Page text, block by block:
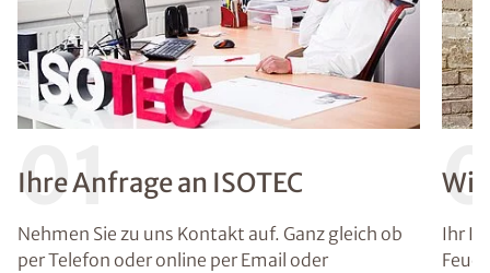
01
Ihre Anfrage an ISOTEC
Nehmen Sie zu uns Kontakt auf. Ganz gleich ob
per Telefon oder online per Email oder
Wir
Ihr